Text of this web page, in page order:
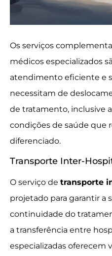
Os serviços
médicos especializados
atendimento eficiente e
necessitam de
de tratamento, inclusive
condições de saúde que
diferenciado.
Transporte Inter-
O serviço de transporte
projetado para garantir a
continuidade do
a transferência entre
especializadas oferecem